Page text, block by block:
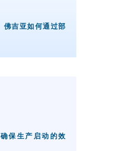
佛吉亚如何通过部
确保生产启动的效